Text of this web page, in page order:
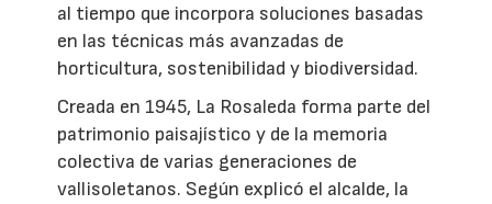
al tiempo que incorpora soluciones basadas
en las técnicas más avanzadas de
horticultura, sostenibilidad y biodiversidad.
Creada en 1945, La Rosaleda forma parte del
patrimonio paisajístico y de la memoria
colectiva de varias generaciones de
vallisoletanos. Según explicó el alcalde, la